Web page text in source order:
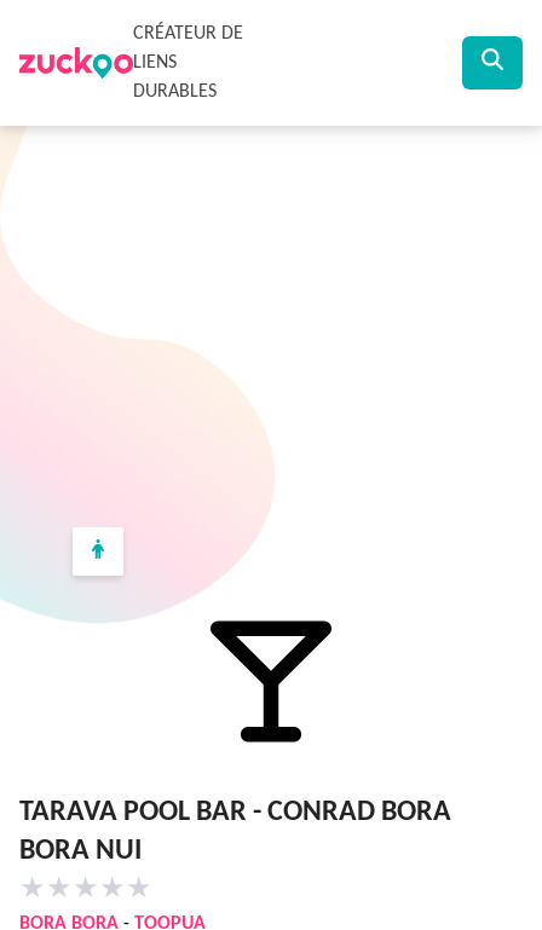
CRÉATEUR DE
LIENS
DURABLES
TARAVA POOL BAR - CONRAD BORA
BORA NUI
★ ★ ★ ★ ★
BORA BORA - TOOPUA